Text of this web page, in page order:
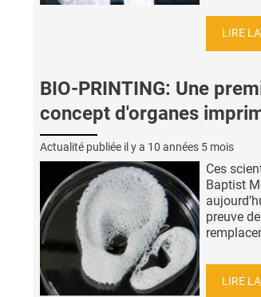
LIRE
BIO-PRINTING: Une
concept d'organes
Actualité publiée il y a 10 années 5 mois
Ces
Baptist
preuve
LIRE